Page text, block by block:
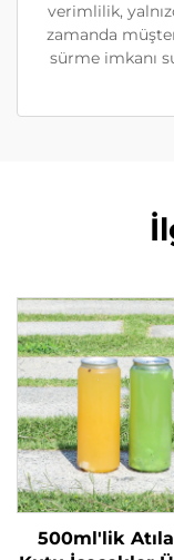
verimlilik,
zamanda
sürme imkanı
500ml'lik